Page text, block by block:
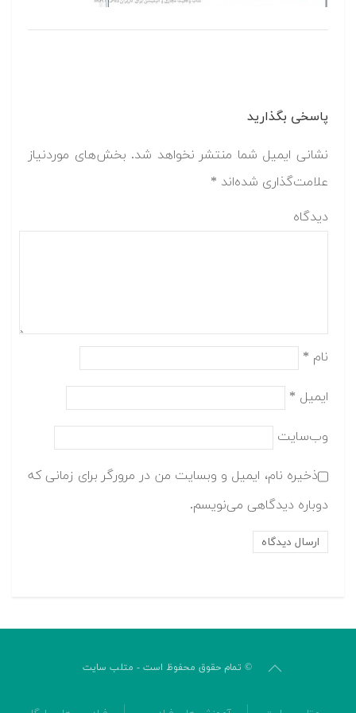
پاسخی بگذارید
نشانی ایمیل شما منتشر نخواهد شد. بخش‌های موردنیاز
علامت‌گذاری شده‌اند *
دیدگاه
نام *
ایمیل *
وب‌سایت
ذخیره نام، ایمیل و وبسایت من در مرورگر برای زمانی که
دوباره دیدگاهی می‌نویسم.
© تمام حقوق محفوظ است - متلب سایت